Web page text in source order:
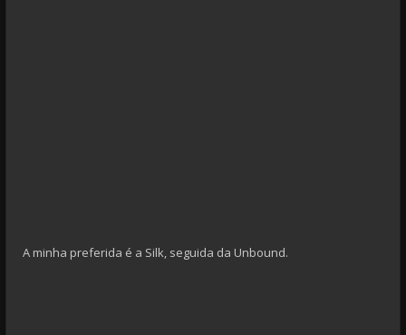
A minha preferida é a Silk, seguida da Unbound.